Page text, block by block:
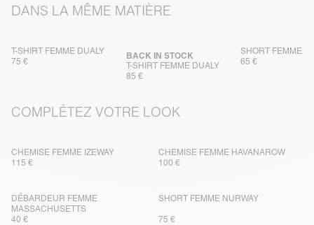
DANS LA MÊME MATIÈRE
T-SHIRT FEMME DUALY
75 €
T-SHIRT FEMME DUALY
BACK IN STOCK
85 €
SHORT FEMME
65 €
COMPLÉTEZ VOTRE LOOK
CHEMISE FEMME IZEWAY
115 €
CHEMISE FEMME HAVANAROW
100 €
DÉBARDEUR FEMME
MASSACHUSETTS
40 €
SHORT FEMME NURWAY
75 €